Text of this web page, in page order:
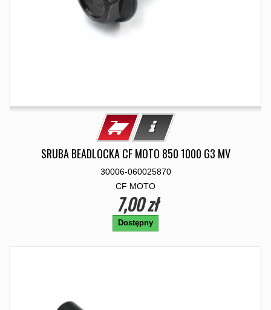
SRUBA BEADLOCKA CF MOTO 850 1000 G3 MV
30006-060025870
CF MOTO
7,00 zł
Dostępny